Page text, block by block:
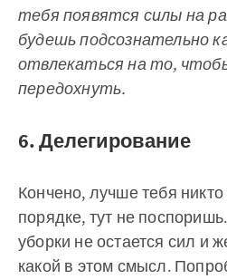
тебя появятся силы на
будешь подсознательно
отвлекаться на то,
передохнуть.
6. Делегирование
Кончено, лучше тебя
порядке, тут не
уборки не остается сил и
какой в этом смысл.